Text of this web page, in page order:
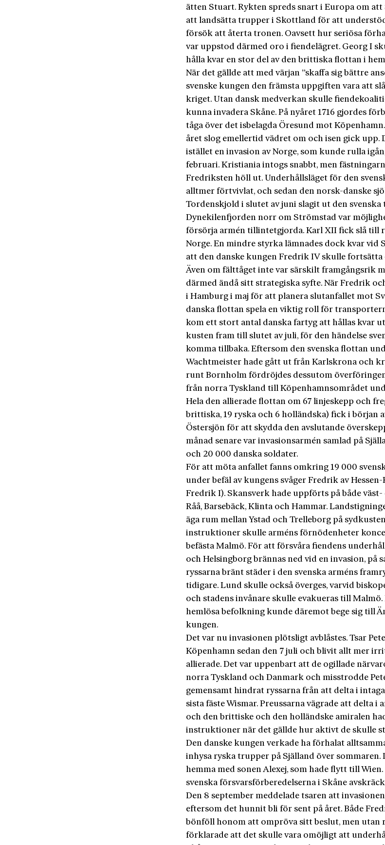
ätten Stuart. Rykten spreds snart i Europa om att
att landsätta trupper i Skottland för att
försök att återta tronen. Oavsett hur seriösa
var uppstod därmed oro i fiendelägret. Georg I
hålla kvar en stor del av den brittiska flottan i
När det gällde att med värjan ”skaffa sig bättre
svenske kungen den främsta uppgiften vara att
kriget. Utan dansk medverkan skulle
kunna invadera Skåne. På nyåret 1716 gjordes
tåga över det isbelagda Öresund mot
året slog emellertid vädret om och isen gick upp.
istället en invasion av Norge, som kunde rulla
februari. Kristiania intogs snabbt, men
Fredriksten höll ut. Underhållsläget för den
alltmer förtvivlat, och sedan den norsk-danske
Tordenskjold i slutet av juni slagit ut den
Dynekilenfjorden norr om Strömstad var
försörja armén tillintetgjorda. Karl XII fick slå till
Norge. En mindre styrka lämnades dock kvar vid
att den danske kungen Fredrik IV skulle fortsätta
Även om fälttåget inte var särskilt framgångsrik
därmed ändå sitt strategiska syfte. När Fredrik
i Hamburg i maj för att planera slutanfallet mot
danska flottan spela en viktig roll för
kom ett stort antal danska fartyg att hållas kvar
kusten fram till slutet av juli, för den händelse
komma tillbaka. Eftersom den svenska flottan
Wachtmeister hade gått ut från Karlskrona och
runt Bornholm fördröjdes dessutom
från norra Tyskland till Köpenhamnsområdet
Hela den allierade flottan om 67 linjeskepp och
brittiska, 19 ryska och 6 holländska) fick i början
Östersjön för att skydda den avslutande
månad senare var invasionsarmén samlad på
och 20 000 danska soldater.
För att möta anfallet fanns omkring 19 000
under befäl av kungens svåger Fredrik av Hessen-
Fredrik I). Skansverk hade uppförts på både
Råå, Barsebäck, Klinta och Hammar.
äga rum mellan Ystad och Trelleborg på
instruktioner skulle arméns förnödenheter
befästa Malmö. För att försvåra fiendens
och Helsingborg brännas ned vid en invasion, på
ryssarna bränt städer i den svenska arméns
tidigare. Lund skulle också överges, varvid
och stadens invånare skulle evakueras till
hemlösa befolkning kunde däremot bege sig till
kungen.
Det var nu invasionen plötsligt avblåstes. Tsar
Köpenhamn sedan den 7 juli och blivit allt mer
allierade. Det var uppenbart att de ogillade
norra Tyskland och Danmark och misstrodde
gemensamt hindrat ryssarna från att delta i
sista fäste Wismar. Preussarna vägrade att delta i
och den brittiske och den holländske amiralen
instruktioner när det gällde hur aktivt de skulle
Den danske kungen verkade ha förhalat
inhysa ryska trupper på Själland över
hemma med sonen Alexej, som hade flytt till
svenska försvarsförberedelserna i Skåne
Den 8 september meddelade tsaren att
eftersom det hunnit bli för sent på året. Både
bönföll honom att ompröva sitt beslut, men utan
förklarade att det skulle vara omöjligt att